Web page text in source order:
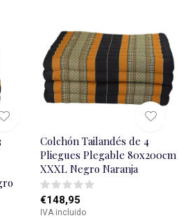
Colchón Tailandés de 4
Pliegues Plegable 80x200cm
XXXL Negro Naranja
€148,95
IVA incluido